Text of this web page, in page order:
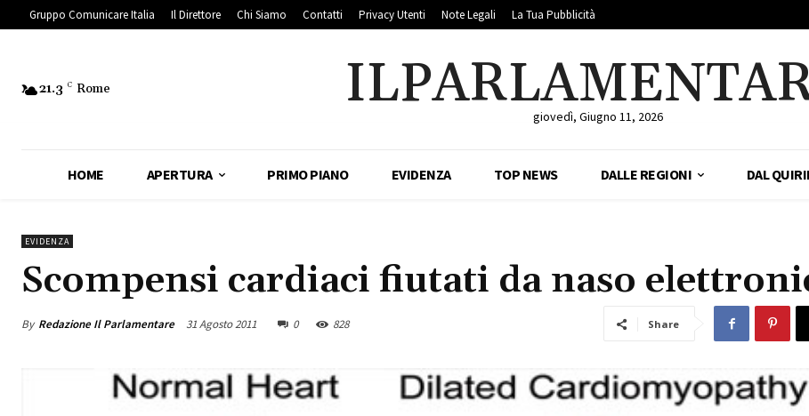
Gruppo Comunicare Italia Il Direttore Chi Siamo Contatti Privacy Utenti Note Legali La Tua Pubblicità
21.3 C Rome
giovedì, Giugno 11, 2026
HOME APERTURA PRIMO PIANO EVIDENZA TOP NEWS DALLE REGIONI DAL
EVIDENZA
Scompensi cardiaci fiutati da naso
By Redazione Il Parlamentare 31 Agosto 2011 0 828 Share